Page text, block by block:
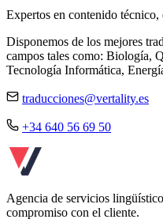
Expertos en contenido
Disponemos de los mejores
campos tales como: Biología,
Tecnología Informática,
traducciones@vertality.es
+34 640 56 69 50
Agencia de servicios
compromiso con el cliente.